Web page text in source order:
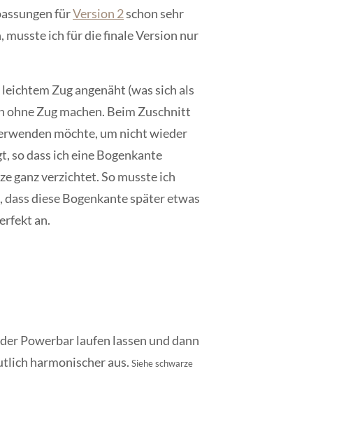
fürVersion 2schon sehr
musste ich für die finale Version nur
Zug angenäht (was sich als
Zug machen. Beim Zuschnitt
möchte, um nicht wieder
so dass ich eine Bogenkante
ganz verzichtet. So musste ich
diese Bogenkante später etwas
an.
Powerbar laufen lassen und dann
harmonischer aus. Siehe schwarze